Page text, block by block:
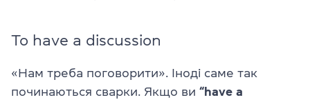
To have a discussion
«Нам треба поговорити». Іноді саме так
починаються сварки. Якщо ви “have a